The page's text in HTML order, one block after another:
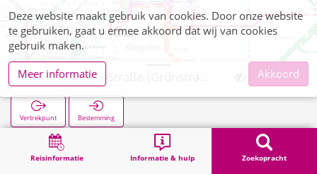
Reisinformatie Informatie & hulp Zoekopracht
Vertrekpunt Bestemming
Zoekopracht Anna-Klöcker-Straße (Grünstraße)
Deze website maakt gebruik van cookies. Door onze website
te gebruiken, gaat u ermee akkoord dat wij van cookies
gebruik maken.
Meer informatie
Akkoord